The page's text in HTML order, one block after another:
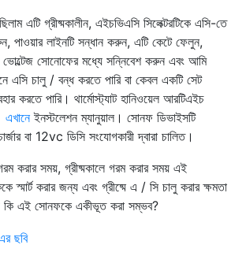
এটি গ্রীষ্মকালীন, এইচভিএসি সিলেক্টরটিকে এসি-তে
পাওয়ার লাইনটি সন্ধান করুন, এটি কেটে ফেলুন,
সোনোফের মধ্যে সন্নিবেশ করুন এবং আমি
এসি চালু / বন্ধ করতে পারি বা কেবল একটি সেট
করতে পারি। থার্মোস্ট্যাট হানিওয়েল আরটিএইচ
এখানেইনস্টলেশন ম্যানুয়াল। সোনফ ডিভাইসটি
বা 12vc ডিসি সংযোগকারী দ্বারা চালিত।
করার সময়, গ্রীষ্মকালে গরম করার সময় এই
স্মার্ট করার জন্য এবং গ্রীষ্মে এ / সি চালু করার ক্ষমতা
কি এই সোনফকে একীভূত করা সম্ভব?